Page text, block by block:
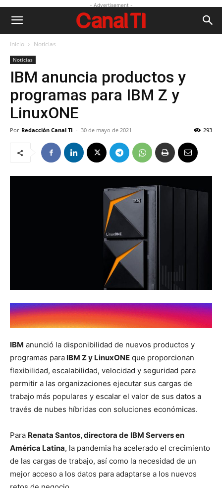
- Advertisement -
Inicio Noticias
Noticias
IBM anuncia productos y
programas para IBM Z y
LinuxONE
Por Redacción Canal TI - 30 de mayo de 2021 293
IBM anunció la disponibilidad de nuevos productos y
programas para IBM Z y LinuxONE que proporcionan
flexibilidad, escalabilidad, velocidad y seguridad para
permitir a las organizaciones ejecutar sus cargas de
trabajo más populares y escalar el valor de sus datos a
través de nubes híbridas con soluciones económicas.
Para Renata Santos, directora de IBM Servers en
América Latina, la pandemia ha acelerado el crecimiento
de las cargas de trabajo, así como la necesidad de un
mejor acceso a los datos para adaptarse a los nuevos